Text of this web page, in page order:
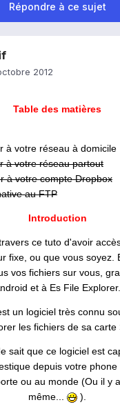
Répondre à ce sujet
2012
Table des matières
à votre réseau à domicile
à votre réseau partout
à votre compte Dropbox
au FTP
Introduction
ce tuto d'avoir
fixe, ou que vous soyez.
vos fichiers sur vous,
et à Es File Explorer.
un logiciel très connu
les fichiers de sa carte
sait que ce logiciel est
depuis votre
ou au monde (Ou il y
même...
).